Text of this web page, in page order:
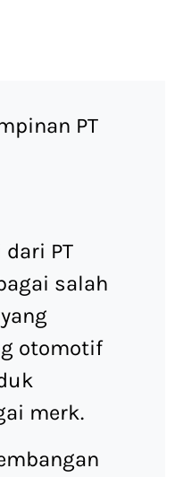
PT
PT
salah
otomotif
merk.